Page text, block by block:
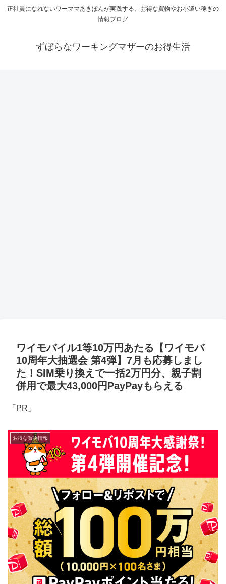
正社員になれないワーママあきぽんが実践する、お得な買物やお小遣い稼ぎの
情報ブログ
ずぼらなワーキングマザーのお得生活
ワイモバイル1等10万円あたる【ワイモバ
10周年大抽選会 第4弾】7月も応募しまし
た！SIM乗り換えで一括2万円分、親子割
併用で最大43,000円PayPayもらえる
「PR」
お得な買物情報